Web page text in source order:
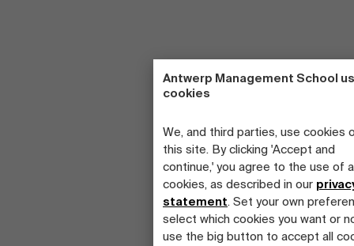
Antwerp Management School
cookies
We, and third parties, use cookies
this site. By clicking 'Accept and
continue,' you agree to the use of
cookies, as described in our
statement. Set your own
select which cookies you want or
use the big button to accept all